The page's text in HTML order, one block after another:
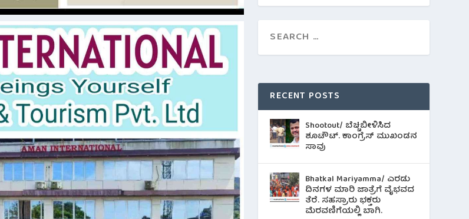
RECENT POSTS
Shootout/ ಬೆಚ್ಚಿಬೀಳಿಸಿದ
ಶೂಟೌಟ್‌. ಕಾಂಗ್ರೆಸ್ ಮುಖಂಡನ
ಸಾವು
Bhatkal Mariyamma/ ಎರಡು
ದಿನಗಳ ಮಾರಿ ಜಾತ್ರೆಗೆ ವೈಭವದ
ತೆರೆ. ಸಹಸ್ರಾರು ಭಕ್ತರು
ಮೆರವಣಿಗೆಯಲ್ಲಿ ಬಾಗಿ.